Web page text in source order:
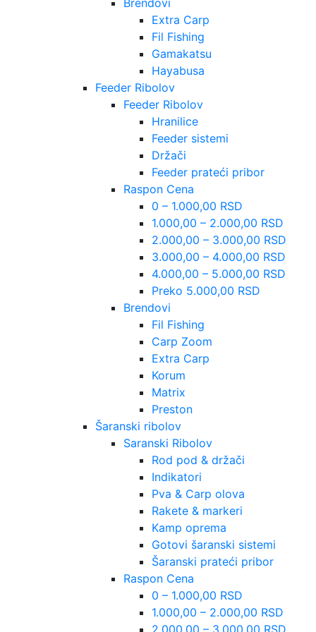
Extra Carp
Fil Fishing
Gamakatsu
Hayabusa
Feeder Ribolov
Feeder Ribolov
Hranilice
Feeder sistemi
Držači
Feeder prateći pribor
Raspon Cena
0 – 1.000,00 RSD
1.000,00 – 2.000,00 RSD
2.000,00 – 3.000,00 RSD
3.000,00 – 4.000,00 RSD
4.000,00 – 5.000,00 RSD
Preko 5.000,00 RSD
Brendovi
Fil Fishing
Carp Zoom
Extra Carp
Korum
Matrix
Preston
Šaranski ribolov
Saranski Ribolov
Rod pod & držači
Indikatori
Pva & Carp olova
Rakete & markeri
Kamp oprema
Gotovi šaranski sistemi
Šaranski prateći pribor
Raspon Cena
0 – 1.000,00 RSD
1.000,00 – 2.000,00 RSD
2.000,00 – 3.000,00 RSD